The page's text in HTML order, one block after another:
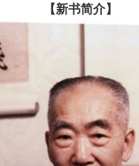
【新书简介】